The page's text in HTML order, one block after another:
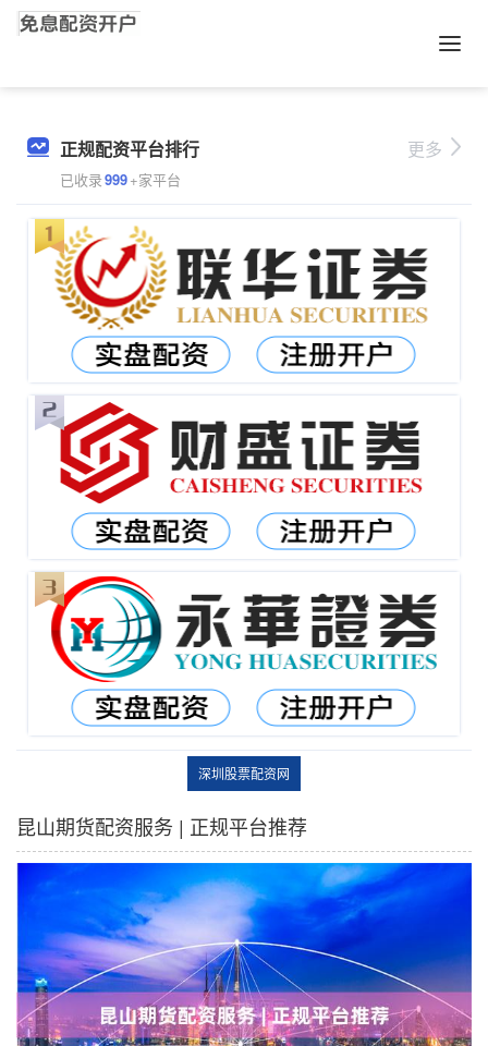
正规配资平台排行
已收录999+家平台
更多
深圳股票配资网
昆山期货配资服务 | 正规平台推荐